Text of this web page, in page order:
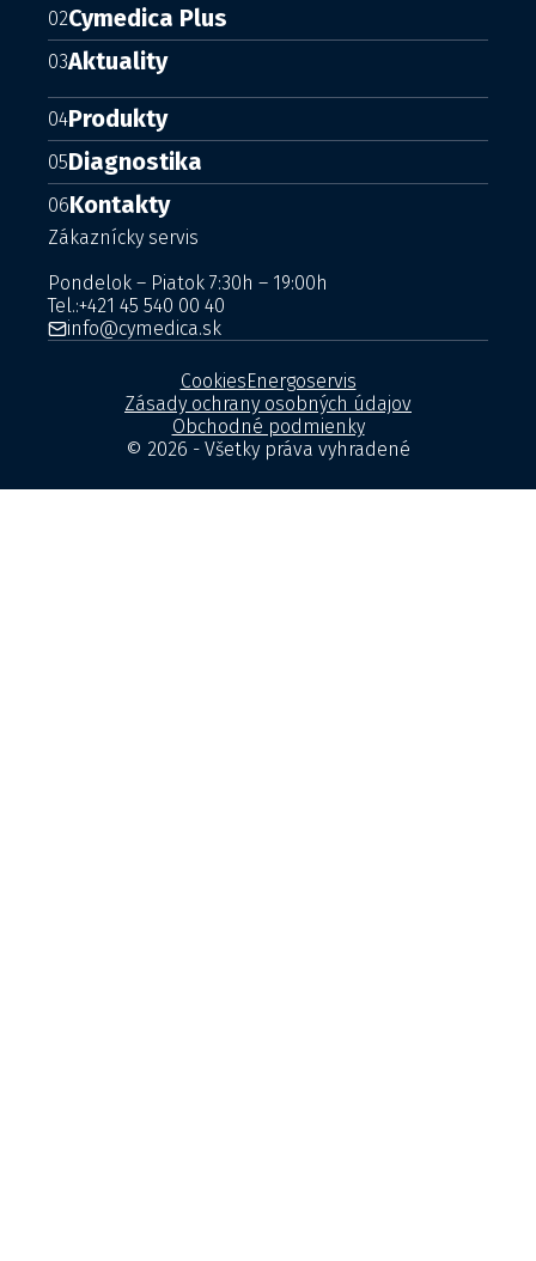
02Cymedica Plus
03Aktuality
04Produkty
05Diagnostika
06Kontakty
Zákaznícky servis
Pondelok – Piatok 7:30h – 19:00h
Tel.:+421 45 540 00 40
info@cymedica.sk
© 2026 - Všetky práva vyhradené
CookiesEnergoservis
Zásady ochrany osobných údajov
Obchodné podmienky